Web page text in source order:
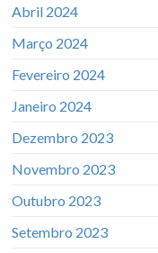
Abril 2024
Março 2024
Fevereiro 2024
Janeiro 2024
Dezembro 2023
Novembro 2023
Outubro 2023
Setembro 2023